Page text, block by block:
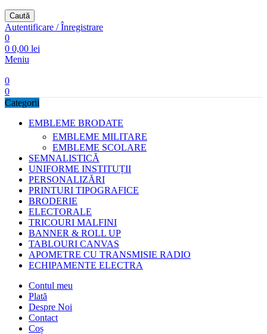
Caută
Autentificare / Înregistrare
0
0 0,00 lei
Meniu
0
0
Categorii
EMBLEME BRODATE
EMBLEME MILITARE
EMBLEME SCOLARE
SEMNALISTICĂ
UNIFORME INSTITUȚII
PERSONALIZĂRI
PRINTURI TIPOGRAFICE
BRODERIE
ELECTORALE
TRICOURI MALFINI
BANNER & ROLL UP
TABLOURI CANVAS
APOMETRE CU TRANSMISIE RADIO
ECHIPAMENTE ELECTRA
Contul meu
Plată
Despre Noi
Contact
Coș